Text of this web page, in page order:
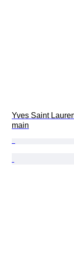
Yves Saint
main